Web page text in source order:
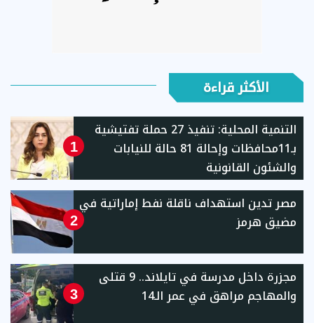
الأكثر قراءة
1
التنمية المحلية: تنفيذ 27 حملة تفتيشية
بـ11محافظات وإحالة 81 حالة للنيابات
والشئون القانونية
2
مصر تدين استهداف ناقلة نفط إماراتية في
مضيق هرمز
3
مجزرة داخل مدرسة في تايلاند.. 9 قتلى
والمهاجم مراهق في عمر الـ14